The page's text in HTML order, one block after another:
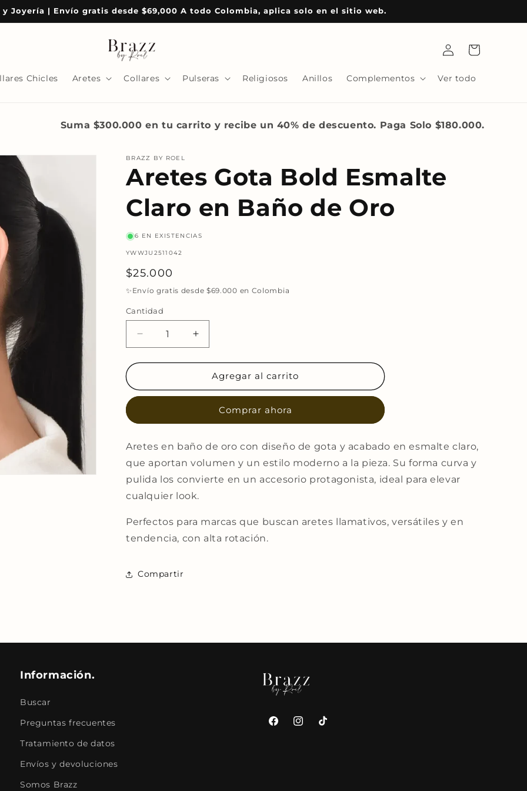
y Joyería | Envío gratis desde $69,000 A todo Colombia, aplica solo en el sitio web.
Chicles Aretes Collares Pulseras Religiosos Anillos Complementos Ver todo
Iniciar
sesión
Carrito
Suma $300.000 en tu carrito y recibe un 40% de descuento. Paga Solo $180.000.
BRAZZ BY ROEL
Aretes Gota Bold Esmalte
Claro en Baño de Oro
6 EN EXISTENCIAS
SKU:
YWWJU2511042
Precio
habitual
$25.000
✨Envío gratis desde $69.000 en Colombia
Cantidad
Reducir
cantidad
para
Gota
Claro
Baño
de
Oro
Aumentar
cantidad
para
Aretes
Gota
Esmalte
Claro
Baño
de
Oro
Agregar al carrito
Comprar ahora
Aretes en baño de oro con diseño de gota y acabado en esmalte claro,
que aportan volumen y un estilo moderno a la pieza. Su forma curva y
pulida los convierte en un accesorio protagonista, ideal para elevar
cualquier look.
Perfectos para marcas que buscan aretes llamativos, versátiles y en
tendencia, con alta rotación.
Compartir
Información.
Buscar
Preguntas frecuentes
Tratamiento de datos
Envíos y devoluciones
Somos Brazz
FacebookInstagram
TikTok